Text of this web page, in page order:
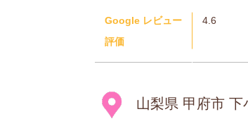
Google レビュー
評価
4.6
山梨県 甲府市 下